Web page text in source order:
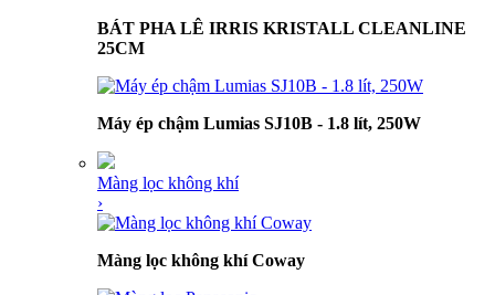
BÁT PHA LÊ IRRIS KRISTALL CLEANLINE
25CM
Máy ép chậm Lumias SJ10B - 1.8 lít, 250W
Màng lọc không khí
›
Màng lọc không khí Coway